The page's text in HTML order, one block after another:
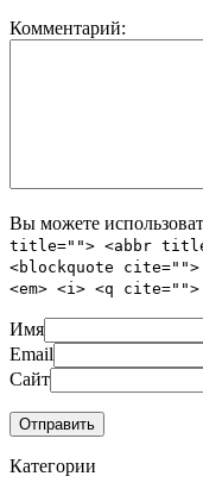
Комментарий:
Вы можете
title=""> <abbr
<blockquote
<em> <i> <q
Имя
Email
Сайт
Категории